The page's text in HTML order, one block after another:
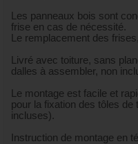
Les panneaux bois sont
frise en cas de nécessité.
Le remplacement des
Livré avec toiture, sans
dalles à assembler, non
Le montage est facile et
pour la fixation des tôles
incluses).
Instruction de montage en